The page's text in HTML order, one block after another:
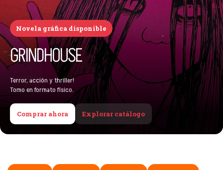
Novela gráfica disponible
GRINDHOUSE
Terror, acción y thriller!
Tomo en formato físico.
Comprar ahora Explorar catálogo